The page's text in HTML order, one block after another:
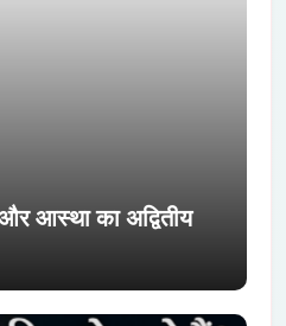
आस्था का अद्वितीय